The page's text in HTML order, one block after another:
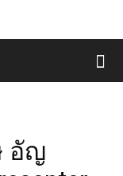
อัญ